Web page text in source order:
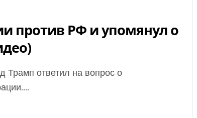
против РФ и упомянул о